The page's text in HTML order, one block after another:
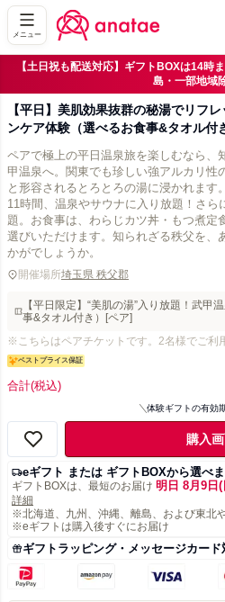
メニュー
【土日祝も配送対応】ギフトBOXは14時
島・一部地域
【平日】美肌効果抜群の秘湯でリフ
ンケア体験（選べるお食事&タオル付
ペアで極上の平日温泉旅を楽しむなら、
甲温泉へ。関東でも珍しい強アルカリ性
と形容されるとろとろの湯に浸かれます
11時間、温泉やサウナに入り放題！さ
題。お食事は、わらじカツ丼・もつ煮定
選びいただけます。知られざる秩父を、
かがでしょうか。
開催場所埼玉県 秩父郡
【平日限定】“美肌の湯”入り放題！武甲
事&タオル付き）[ペア]
※こちらはペアチケットです。2名様でご利
ベストプライス保証
合計(税込)
体験ギフトの有効
購入
eギフト または ギフトBOXから選べ
ギフトBOXは、最短のお届け 明日 8月9日(
詳細
※北海道、九州、沖縄、離島、および東北
※eギフトは購入後すぐにお届け
ギフトラッピング・メッセージカード